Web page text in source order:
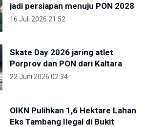
jadi persiapan menuju PON 2028
16 Juli 2026 21:52
Skate Day 2026 jaring atlet
Porprov dan PON dari Kaltara
22 Juni 2026 02:34
OIKN Pulihkan 1,6 Hektare Lahan
Eks Tambang Ilegal di Bukit